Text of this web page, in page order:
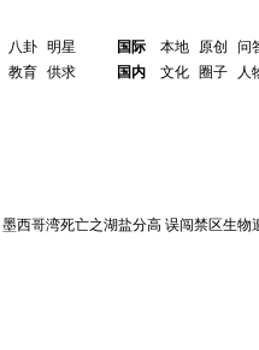
八卦 明星
教育 供求
国际 本地 原创
问
国内
文化 圈子 人
墨西哥湾死亡之湖盐分高 误闯禁区生物